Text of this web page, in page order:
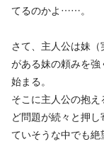
てるのかよ……。
さて、主人公は妹
がある妹の頼みを
始まる。
そこに主人公の抱
ど問題が続々と押
ていそうな中でも